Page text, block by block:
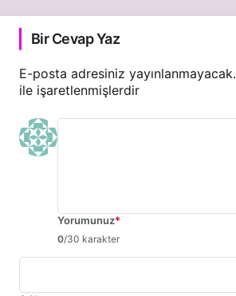
Bir Cevap Yaz
E-posta adresiniz yayınlanmayacak.
ile işaretlenmişlerdir
Yorumunuz*
0/30 karakter